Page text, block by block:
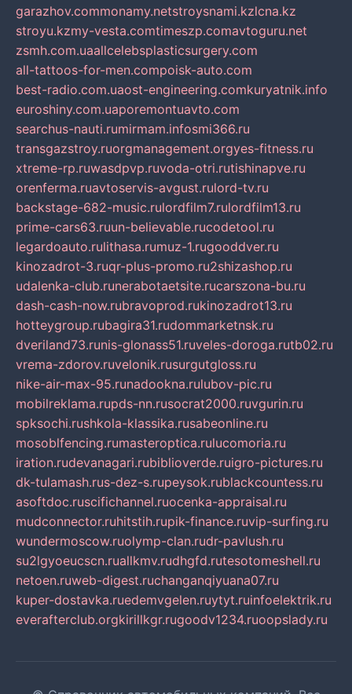
garazhov.commonamy.netstroysnami.kzlcna.kz
stroyu.kzmy-vesta.comtimeszp.comavtoguru.net
zsmh.com.uaallcelebsplasticsurgery.com
all-tattoos-for-men.compoisk-auto.com
best-radio.com.uaost-engineering.comkuryatnik.info
euroshiny.com.uaporemontuavto.com
searchus-nauti.rumirmam.infosmi366.ru
transgazstroy.ruorgmanagement.orgyes-fitness.ru
xtreme-rp.ruwasdpvp.ruvoda-otri.rutishinapve.ru
orenferma.ruavtoservis-avgust.rulord-tv.ru
backstage-682-music.rulordfilm7.rulordfilm13.ru
prime-cars63.ruun-believable.rucodetool.ru
legardoauto.rulithasa.rumuz-1.rugooddver.ru
kinozadrot-3.ruqr-plus-promo.ru2shizashop.ru
udalenka-club.runerabotaetsite.rucarszona-bu.ru
dash-cash-now.rubravoprod.rukinozadrot13.ru
hotteygroup.rubagira31.rudommarketnsk.ru
dveriland73.runis-glonass51.ruveles-doroga.rutb02.ru
vrema-zdorov.ruvelonik.rusurgutgloss.ru
nike-air-max-95.runadookna.rulubov-pic.ru
mobilreklama.rupds-nn.rusocrat2000.ruvgurin.ru
spksochi.rushkola-klassika.rusabeonline.ru
mosoblfencing.rumasteroptica.rulucomoria.ru
iration.rudevanagari.rubiblioverde.ruigro-pictures.ru
dk-tulamash.rus-dez-s.rupeysok.rublackcountess.ru
asoftdoc.ruscifichannel.ruocenka-appraisal.ru
mudconnector.ruhitstih.rupik-finance.ruvip-surfing.ru
wundermoscow.ruolymp-clan.rudr-pavlush.ru
su2lgyoeucscn.ruallkmv.rudhgfd.rutesotomeshell.ru
netoen.ruweb-digest.ruchanganqiyuana07.ru
kuper-dostavka.ruedemvgelen.ruytyt.ruinfoelektrik.ru
everafterclub.orgkirillkgr.rugoodv1234.ruoopslady.ru